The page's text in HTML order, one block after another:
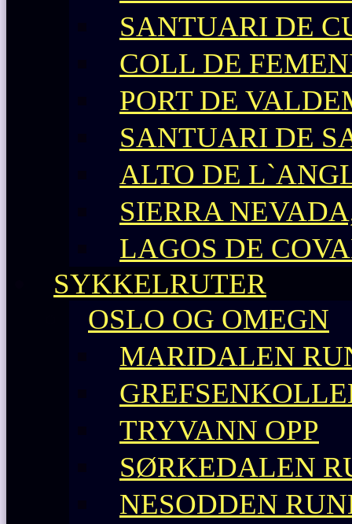
SANTUARI DE
COLL DE
PORT DE
SANTUARI DE
ALTO DE
SIERRA
LAGOS DE
SYKKELRUTER
OSLO OG OMEGN
MARIDALEN
TRYVANN OPP
SØRKEDALEN
NESODDEN